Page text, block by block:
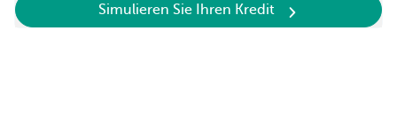
Simulieren Sie Ihren Kredit